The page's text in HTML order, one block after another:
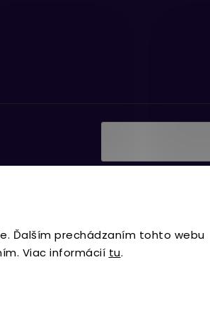
Ďalším prechádzaním tohto webu
Viac informácií tu.